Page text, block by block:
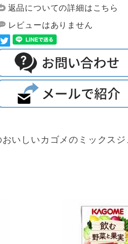
返品についての詳細はこちら
レビューはありません
いしいカゴメのミックスジ